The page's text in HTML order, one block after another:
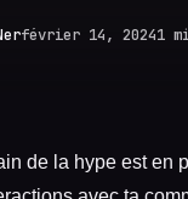
février 14, 20241
de la hype est en